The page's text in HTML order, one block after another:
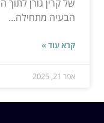
של קרין גורן
הבעיה מתחילה...
קרא עוד »
אפר 21, 2025